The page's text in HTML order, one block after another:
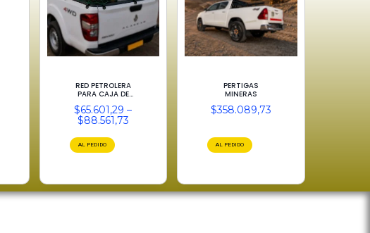
RED PETROLERA
PARA CAJA DE
$65.601,29 –
$88.561,73
AL PEDIDO
PERTIGAS
MINERAS
$358.089,73
AL PEDIDO